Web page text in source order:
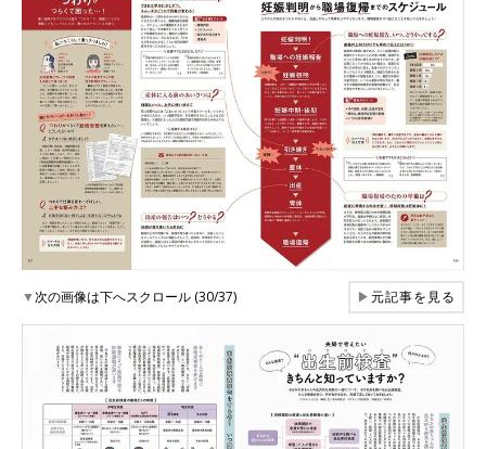
▼次の画像は下へスクロール (30/37) ▶元記事を見る